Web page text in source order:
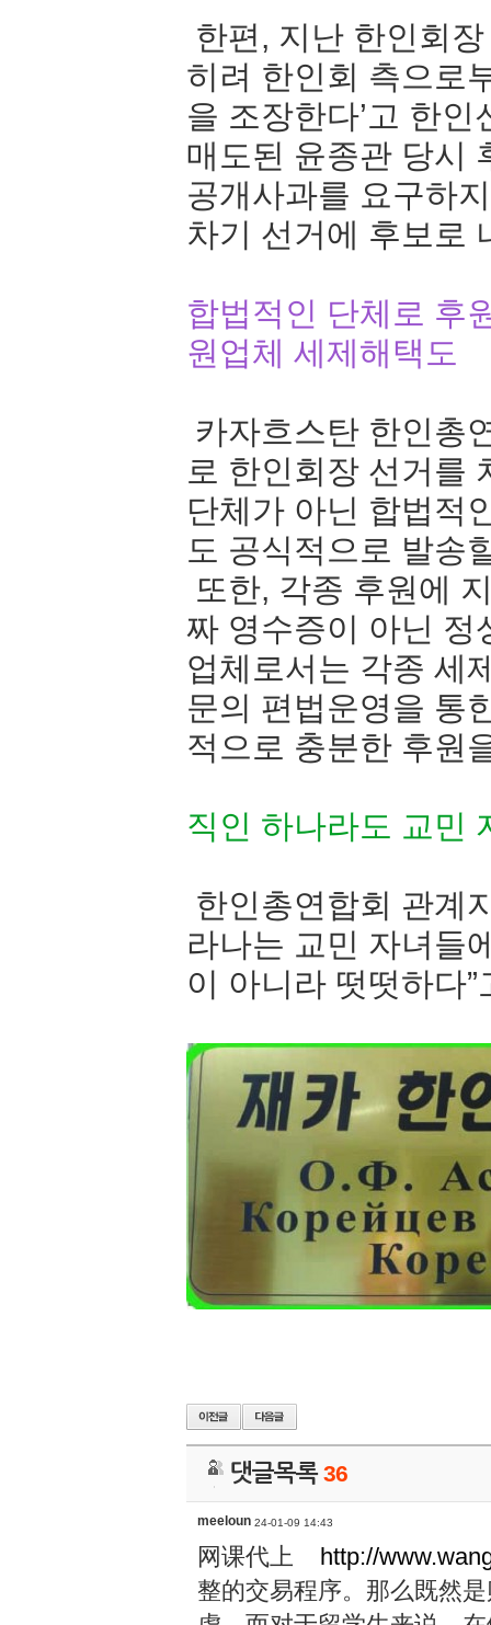
한편, 지난 한인회
히려 한인회 측으로
을 조장한다’고 한
매도된 윤종관 당시
공개사과를 요구하
차기 선거에 후보로
합법적인 단체로 후
원업체 세제해택도
카자흐스탄 한인총
로 한인회장 선거를
단체가 아닌 합법적
도 공식적으로 발송
또한, 각종 후원에
짜 영수증이 아닌 정
업체로서는 각종 세
문의 편법운영을 통
적으로 충분한 후원
직인 하나라도 교민
한인총연합회 관계
라나는 교민 자녀들
이 아니라 떳떳하다
댓글목록36
meeloun 24-01-09 14:43
网课代上 http://
整的交易程序。那么既然